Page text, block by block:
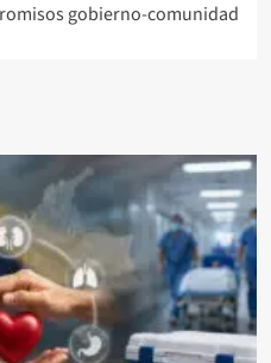
gobierno-comunidad